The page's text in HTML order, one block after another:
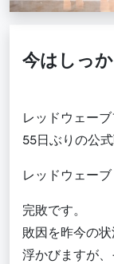
今はしっ
レッドウェー
55日ぶりの公
レッドウェー
完敗です。
敗因を昨今の
浮かびますが、